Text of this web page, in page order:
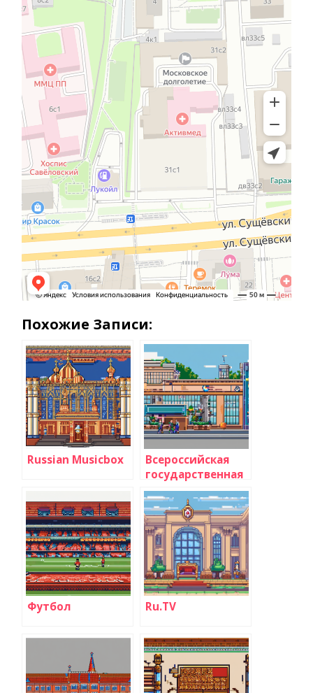
Похожие Записи:
Russian Musicbox
Всероссийская
государственная
телевизионная и
радиовещательная
компания
Футбол Ru.TV